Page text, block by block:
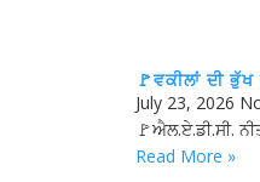
🚩ਵਕੀਲਾਂ ਦੀ
July 23, 2026
🚩ਐਲ.ਏ.ਡੀ.ਸੀ.
Read More »